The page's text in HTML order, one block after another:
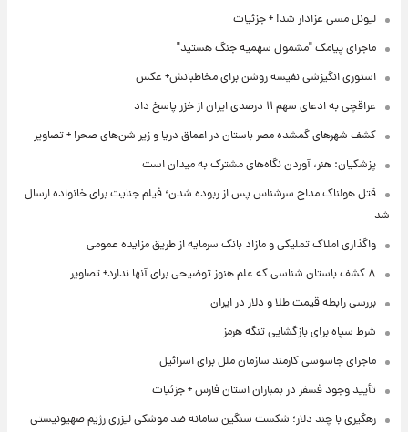
لیونل مسی عزادار شد! + جزئیات
ماجرای پیامک "مشمول سهمیه جنگ هستید"
استوری انگیزشی نفیسه روشن برای مخاطبانش+ عکس
عراقچی به ادعای سهم ۱۱ درصدی ایران از خزر پاسخ داد
کشف شهرهای گمشده مصر باستان در اعماق دریا و زیر شن‌های صحرا + تصاویر
پزشکیان: هنر، آوردن نگاه‌های مشترک به میدان است
قتل هولناک مداح سرشناس پس از ربوده شدن؛ فیلم جنایت برای خانواده ارسال
شد
واگذاری املاک تملیکی و مازاد بانک سرمایه از طریق مزایده عمومی
۸ کشف باستان شناسی که علم هنوز توضیحی برای آنها ندارد+ تصاویر
بررسی رابطه قیمت طلا و دلار در ایران
شرط سپاه برای بازگشایی تنگه هرمز
ماجرای جاسوسی کارمند سازمان ملل برای اسرائیل
تأیید وجود فسفر در بمباران استان فارس + جزئیات
رهگیری با چند دلار؛ شکست سنگین سامانه ضد موشکی لیزری رژیم صهیونیستی